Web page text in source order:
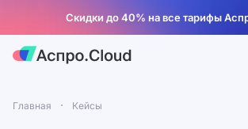
Скидки до 40% на все тарифы
Главная Кейсы